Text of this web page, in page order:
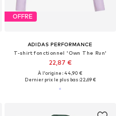
OFFRE
ADIDAS PERFORMANCE
T-shirt fonctionnel 'Own The Run'
22,87 €
À l'origine : 44,90 €
Dernier prix le plus bas :22,69 €